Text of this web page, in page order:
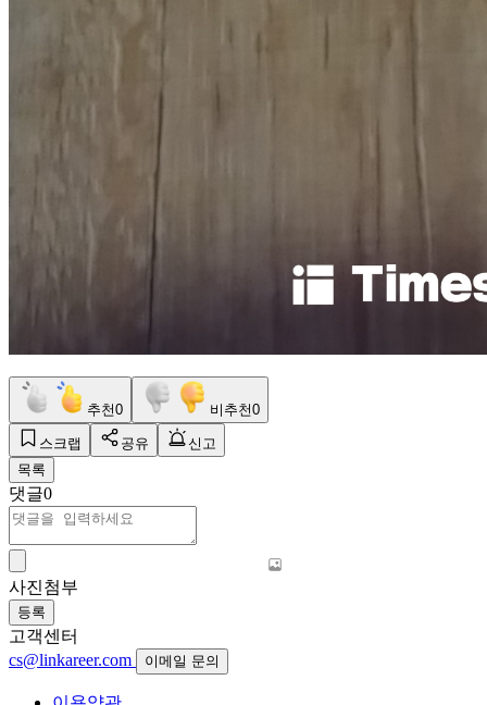
추천0 비추천0
스크랩 공유
신고
목록
댓글0
사진첨부
등록
고객센터
cs@linkareer.com
이메일 문의